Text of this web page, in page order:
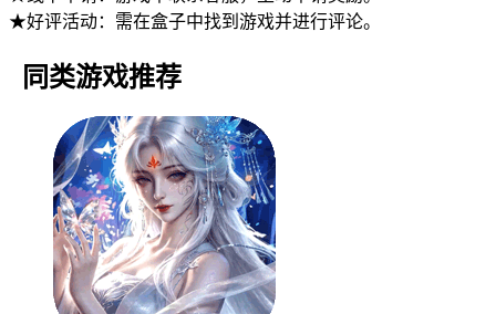
★好评活动：需在盒子中找到游戏并进行评论。
同类游戏推荐